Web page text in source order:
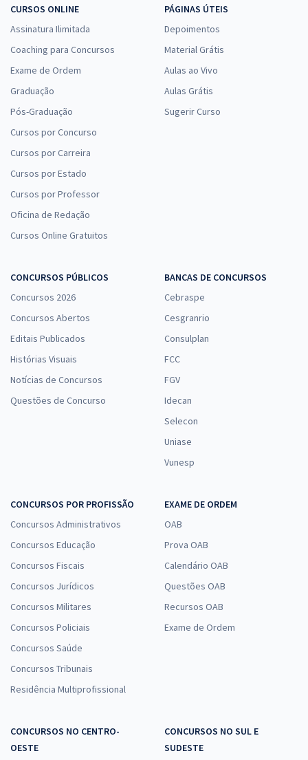
CURSOS ONLINE
Assinatura Ilimitada
Coaching para Concursos
Exame de Ordem
Graduação
Pós-Graduação
Cursos por Concurso
Cursos por Carreira
Cursos por Estado
Cursos por Professor
Oficina de Redação
Cursos Online Gratuitos
PÁGINAS ÚTEIS
Depoimentos
Material Grátis
Aulas ao Vivo
Aulas Grátis
Sugerir Curso
CONCURSOS PÚBLICOS
Concursos 2026
Concursos Abertos
Editais Publicados
Histórias Visuais
Notícias de Concursos
Questões de Concurso
BANCAS DE CONCURSOS
Cebraspe
Cesgranrio
Consulplan
FCC
FGV
Idecan
Selecon
Uniase
Vunesp
CONCURSOS POR PROFISSÃO
Concursos Administrativos
Concursos Educação
Concursos Fiscais
Concursos Jurídicos
Concursos Militares
Concursos Policiais
Concursos Saúde
Concursos Tribunais
Residência Multiprofissional
EXAME DE ORDEM
OAB
Prova OAB
Calendário OAB
Questões OAB
Recursos OAB
Exame de Ordem
CONCURSOS NO CENTRO-
OESTE
CONCURSOS NO SUL E
SUDESTE